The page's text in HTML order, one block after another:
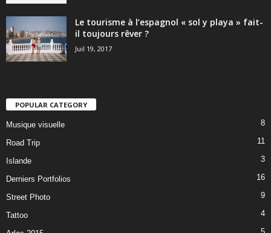
Le tourisme à l’espagnol « sol y playa » fait-
il toujours rêver ?
Juil 19, 2017
POPULAR CATEGORY
Musique visuelle 8
Road Trip 11
Islande 3
Derniers Portfolios 16
Street Photo 9
Tattoo 4
5